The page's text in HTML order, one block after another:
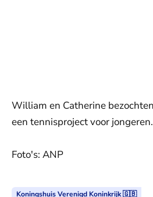
William en Catherine
een tennisproject voor jongeren.
Foto's: ANP
Koningshuis Verenigd Koninkrijk 🇬🇧